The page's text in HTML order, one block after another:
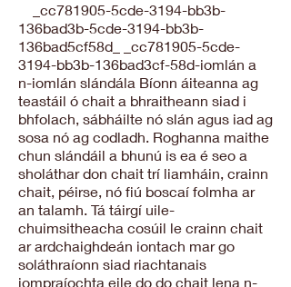
_cc781905-5cde-3194-bb3b-
136bad3b-5cde-3194-bb3b-
136bad5cf58d_ _cc781905-5cde-
3194-bb3b-136bad3cf-58d-iomlán a
n-iomlán slándála Bíonn áiteanna ag
teastáil ó chait a bhraitheann siad i
bhfolach, sábháilte nó slán agus iad ag
sosa nó ag codladh. Roghanna maithe
chun slándáil a bhunú is ea é seo a
sholáthar don chait trí liamháin, crainn
chait, péirse, nó fiú boscaí folmha ar
an talamh. Tá táirgí uile-
chuimsitheacha cosúil le crainn chait
ar ardchaighdeán iontach mar go
soláthraíonn siad riachtanais
iompraíochta eile do do chait lena n-